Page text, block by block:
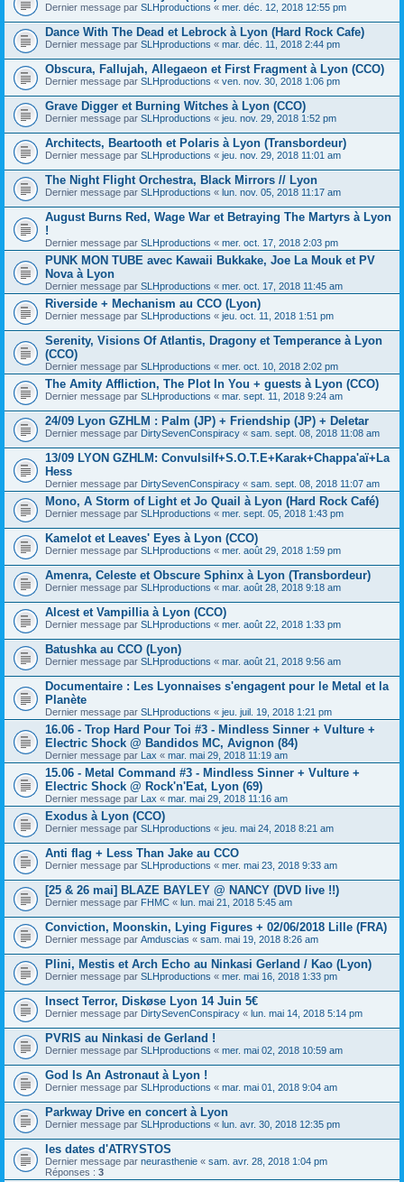
Dernier message par SLHproductions « mer. déc. 12, 2018 12:55 pm
Dance With The Dead et Lebrock à Lyon (Hard Rock Cafe)
Dernier message par SLHproductions « mar. déc. 11, 2018 2:44 pm
Obscura, Fallujah, Allegaeon et First Fragment à Lyon (CCO)
Dernier message par SLHproductions « ven. nov. 30, 2018 1:06 pm
Grave Digger et Burning Witches à Lyon (CCO)
Dernier message par SLHproductions « jeu. nov. 29, 2018 1:52 pm
Architects, Beartooth et Polaris à Lyon (Transbordeur)
Dernier message par SLHproductions « jeu. nov. 29, 2018 11:01 am
The Night Flight Orchestra, Black Mirrors // Lyon
Dernier message par SLHproductions « lun. nov. 05, 2018 11:17 am
August Burns Red, Wage War et Betraying The Martyrs à Lyon
!
Dernier message par SLHproductions « mer. oct. 17, 2018 2:03 pm
PUNK MON TUBE avec Kawaii Bukkake, Joe La Mouk et PV
Nova à Lyon
Dernier message par SLHproductions « mer. oct. 17, 2018 11:45 am
Riverside + Mechanism au CCO (Lyon)
Dernier message par SLHproductions « jeu. oct. 11, 2018 1:51 pm
Serenity, Visions Of Atlantis, Dragony et Temperance à Lyon
(CCO)
Dernier message par SLHproductions « mer. oct. 10, 2018 2:02 pm
The Amity Affliction, The Plot In You + guests à Lyon (CCO)
Dernier message par SLHproductions « mar. sept. 11, 2018 9:24 am
24/09 Lyon GZHLM : Palm (JP) + Friendship (JP) + Deletar
Dernier message par DirtySevenConspiracy « sam. sept. 08, 2018 11:08 am
13/09 LYON GZHLM: Convulsilf+S.O.T.E+Karak+Chappa'aï+La
Hess
Dernier message par DirtySevenConspiracy « sam. sept. 08, 2018 11:07 am
Mono, A Storm of Light et Jo Quail à Lyon (Hard Rock Café)
Dernier message par SLHproductions « mer. sept. 05, 2018 1:43 pm
Kamelot et Leaves' Eyes à Lyon (CCO)
Dernier message par SLHproductions « mer. août 29, 2018 1:59 pm
Amenra, Celeste et Obscure Sphinx à Lyon (Transbordeur)
Dernier message par SLHproductions « mar. août 28, 2018 9:18 am
Alcest et Vampillia à Lyon (CCO)
Dernier message par SLHproductions « mer. août 22, 2018 1:33 pm
Batushka au CCO (Lyon)
Dernier message par SLHproductions « mar. août 21, 2018 9:56 am
Documentaire : Les Lyonnaises s'engagent pour le Metal et la
Planète
Dernier message par SLHproductions « jeu. juil. 19, 2018 1:21 pm
16.06 - Trop Hard Pour Toi #3 - Mindless Sinner + Vulture +
Electric Shock @ Bandidos MC, Avignon (84)
Dernier message par Lax « mar. mai 29, 2018 11:19 am
15.06 - Metal Command #3 - Mindless Sinner + Vulture +
Electric Shock @ Rock'n'Eat, Lyon (69)
Dernier message par Lax « mar. mai 29, 2018 11:16 am
Exodus à Lyon (CCO)
Dernier message par SLHproductions « jeu. mai 24, 2018 8:21 am
Anti flag + Less Than Jake au CCO
Dernier message par SLHproductions « mer. mai 23, 2018 9:33 am
[25 & 26 mai] BLAZE BAYLEY @ NANCY (DVD live !!)
Dernier message par FHMC « lun. mai 21, 2018 5:45 am
Conviction, Moonskin, Lying Figures + 02/06/2018 Lille (FRA)
Dernier message par Amduscias « sam. mai 19, 2018 8:26 am
Plini, Mestis et Arch Echo au Ninkasi Gerland / Kao (Lyon)
Dernier message par SLHproductions « mer. mai 16, 2018 1:33 pm
Insect Terror, Diskøse Lyon 14 Juin 5€
Dernier message par DirtySevenConspiracy « lun. mai 14, 2018 5:14 pm
PVRIS au Ninkasi de Gerland !
Dernier message par SLHproductions « mer. mai 02, 2018 10:59 am
God Is An Astronaut à Lyon !
Dernier message par SLHproductions « mar. mai 01, 2018 9:04 am
Parkway Drive en concert à Lyon
Dernier message par SLHproductions « lun. avr. 30, 2018 12:35 pm
les dates d'ATRYSTOS
Dernier message par neurasthenie « sam. avr. 28, 2018 1:04 pm
Réponses : 3